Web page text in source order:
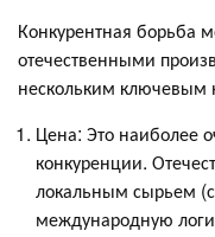
Конкурентная борьба
отечественными
нескольким ключевым
Цена: Это наиболее
конкуренции.
локальным сырьем
международную